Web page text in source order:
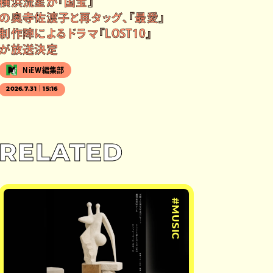
奥寺佐渡子と再タッグ、『最愛』
作陣によるドラマ『LOST10』
放送決定
NiEW編集部
2026.7.31｜15:16
#MUSIC